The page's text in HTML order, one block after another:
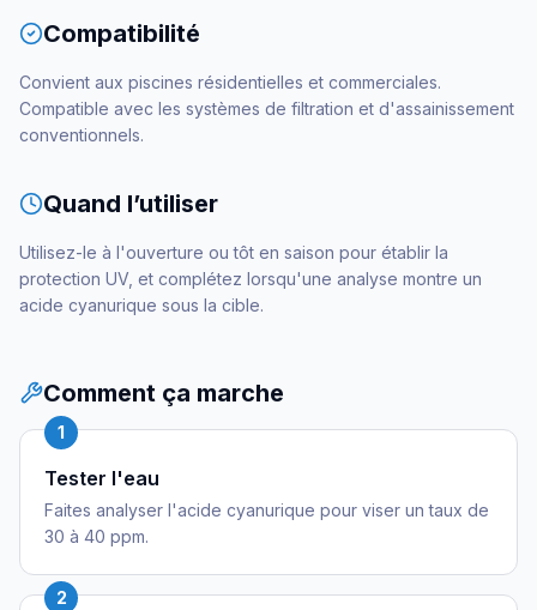
Compatibilité
Convient aux piscines résidentielles et commerciales.
Compatible avec les systèmes de filtration et d'assainissement
conventionnels.
Quand l’utiliser
Utilisez-le à l'ouverture ou tôt en saison pour établir la
protection UV, et complétez lorsqu'une analyse montre un
acide cyanurique sous la cible.
Comment ça marche
1
Tester l'eau
Faites analyser l'acide cyanurique pour viser un taux de
30 à 40 ppm.
2